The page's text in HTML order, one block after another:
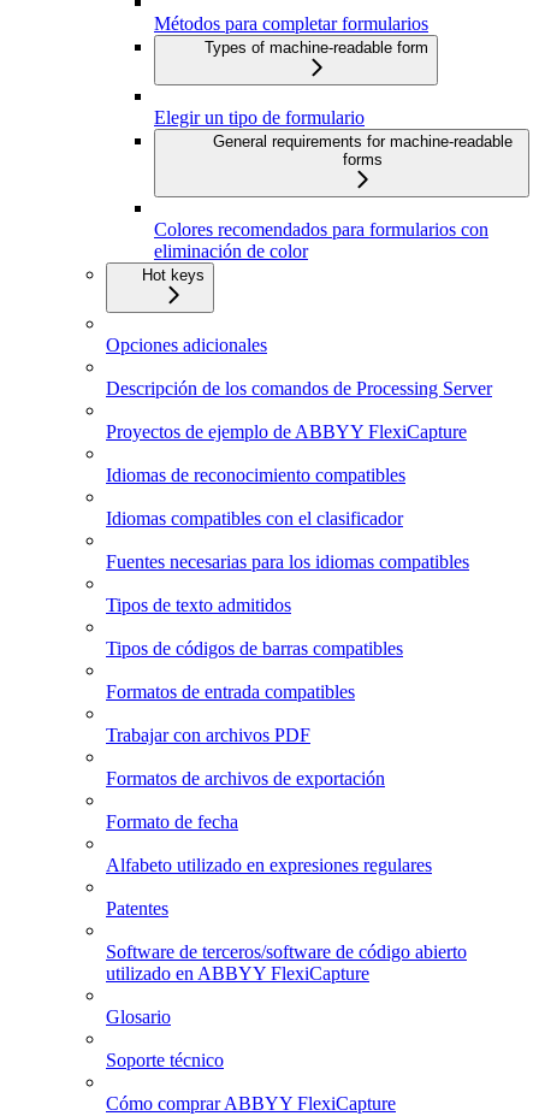
Métodos para completar formularios
Types of machine-readable form
Elegir un tipo de formulario
General requirements for machine-readable
forms
Colores recomendados para formularios con
eliminación de color
Hot keys
Opciones adicionales
Descripción de los comandos de Processing Server
Proyectos de ejemplo de ABBYY FlexiCapture
Idiomas de reconocimiento compatibles
Idiomas compatibles con el clasificador
Fuentes necesarias para los idiomas compatibles
Tipos de texto admitidos
Tipos de códigos de barras compatibles
Formatos de entrada compatibles
Trabajar con archivos PDF
Formatos de archivos de exportación
Formato de fecha
Alfabeto utilizado en expresiones regulares
Patentes
Software de terceros/software de código abierto
utilizado en ABBYY FlexiCapture
Glosario
Soporte técnico
Cómo comprar ABBYY FlexiCapture